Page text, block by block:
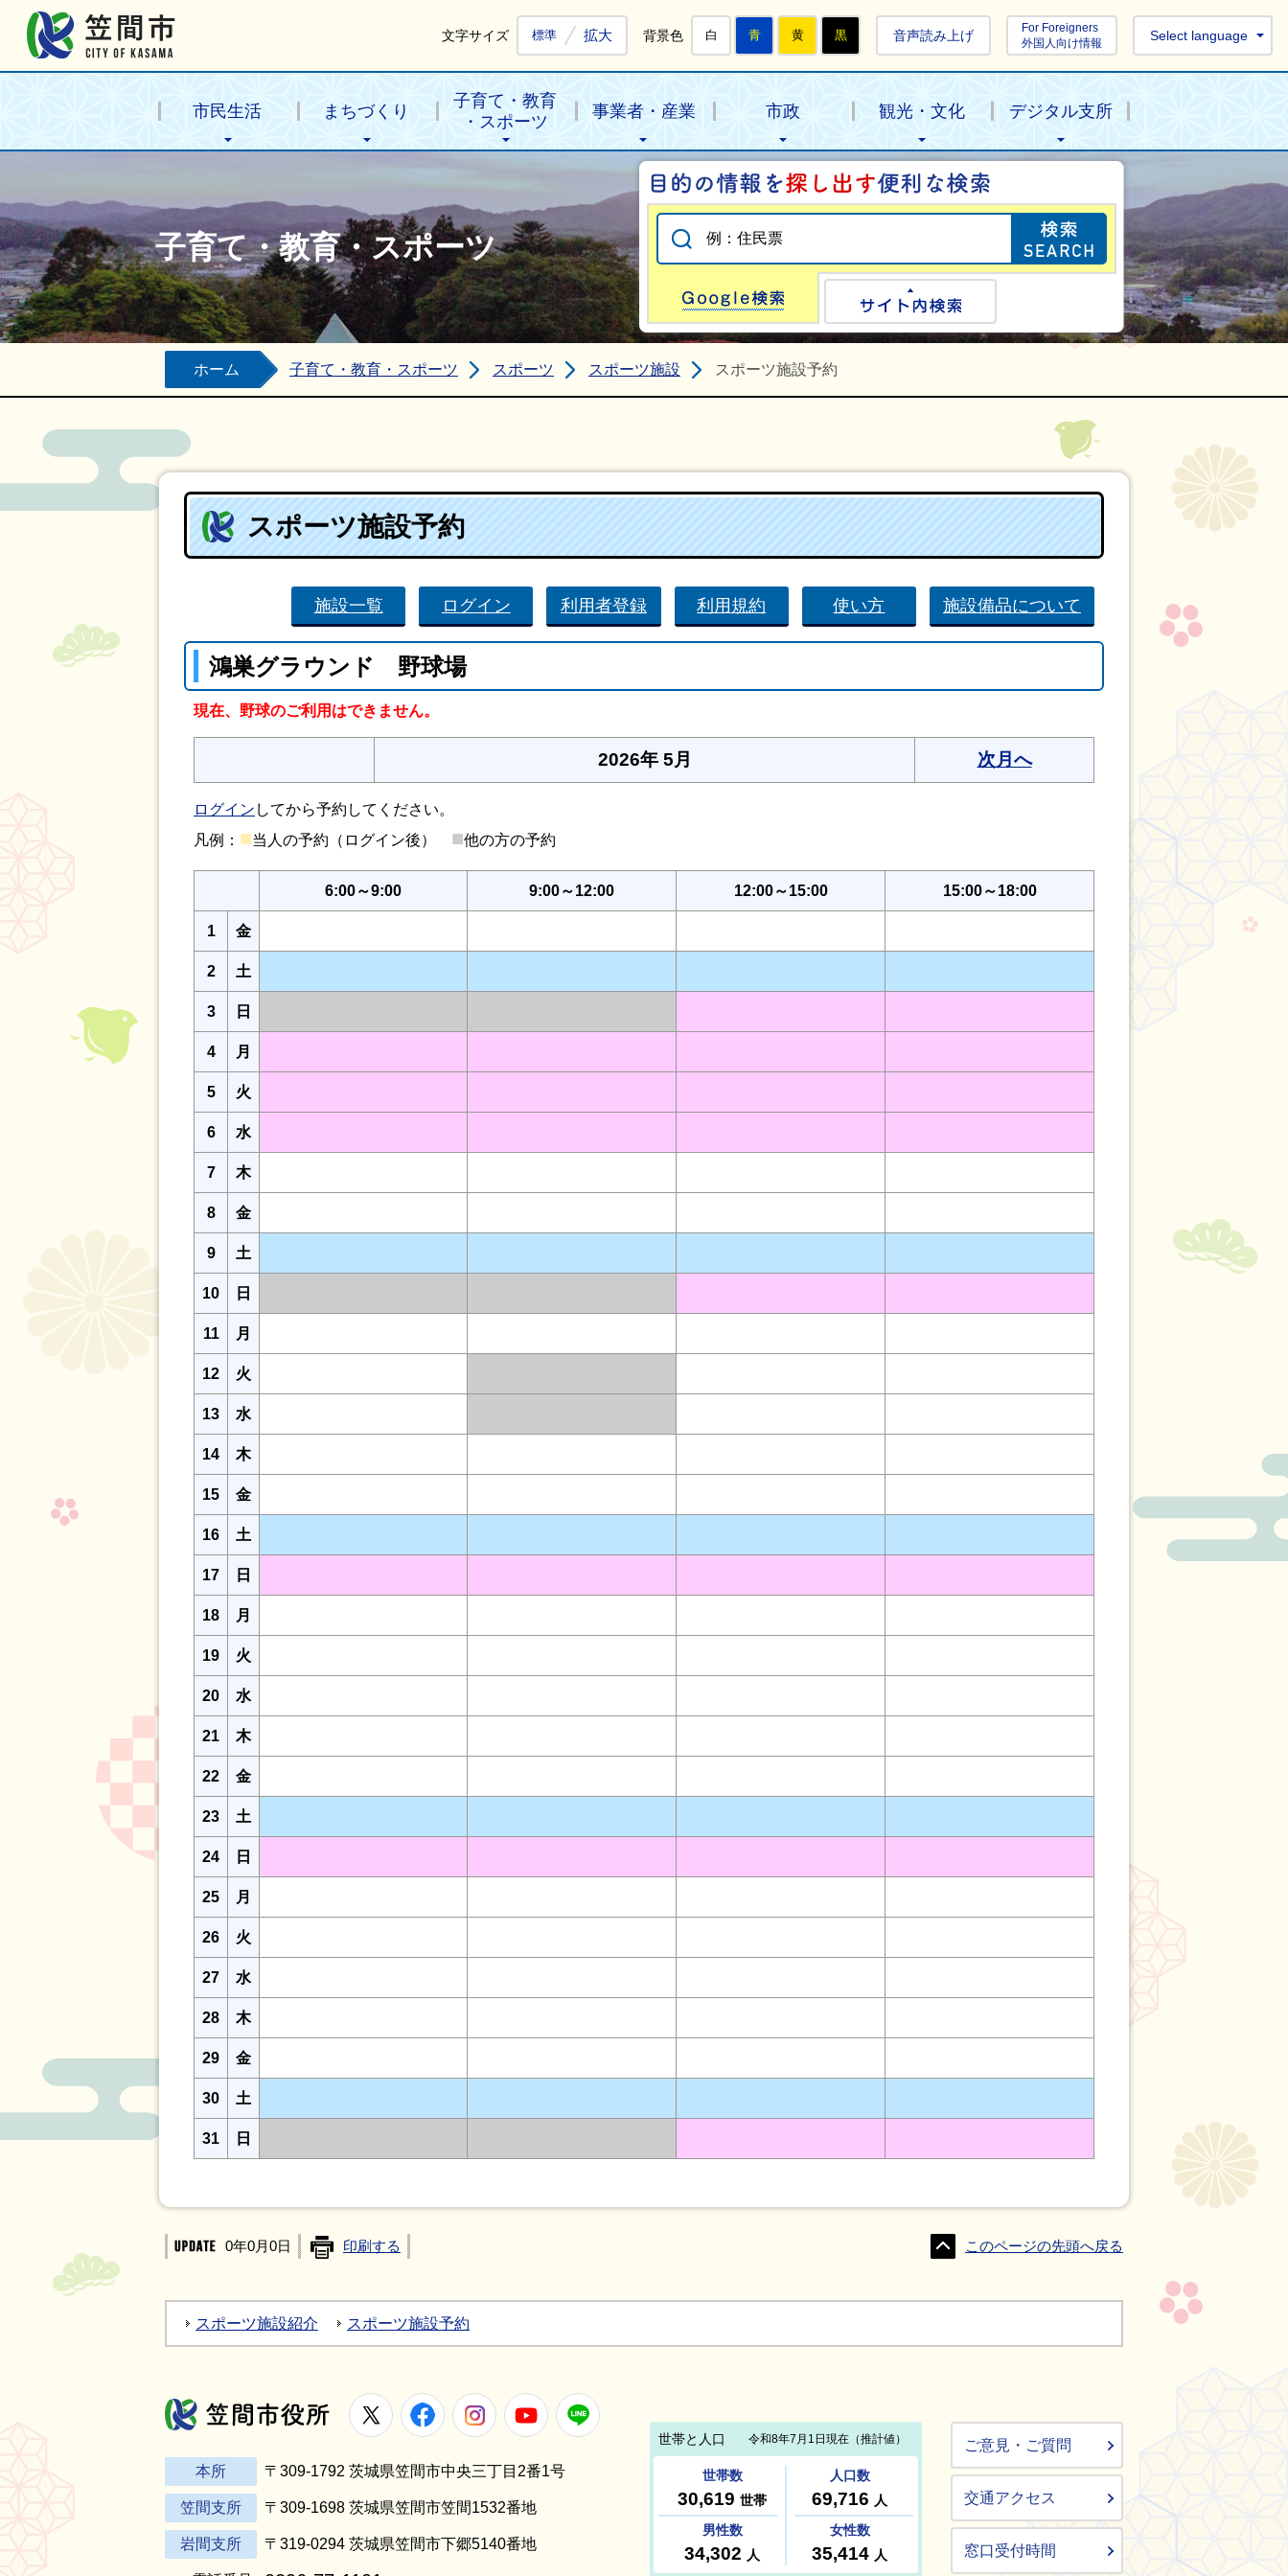
文字サイズ 標準 拡大 背景色 白 青 黄 黒 音声読み上げ
For Foreigners
外国人向け情報
Select language
市民生活 まちづくり
子育て・教育
・スポーツ
事業者・産業 市政 観光・文化 デジタル支所
子育て・教育・スポーツ
目的の情報を探
Google検索
ホーム 子育て・教育・スポーツ スポーツ スポーツ施設 スポーツ施設予約
スポーツ施設予約
施設一覧 ログイン 利用者登録 利用規約 使い方 施設備品について
鴻巣グラウンド 野球場
現在、野球のご利用はできません。
2026年 5月 次月へ
ログイン してから予約してください。
凡例： ■当人の予約（ログイン後） ■他の方の予約
6:00～9:00 9:00～12:00 12:00～15:00 15:00～18:00
1 金
2 土
3 日
4 月
5 火
6 水
7 木
8 金
9 土
10 日
11 月
12 火
13 水
14 木
15 金
16 土
17 日
18 月
19 火
20 水
21 木
22 金
23 土
24 日
25 月
26 火
27 水
28 木
29 金
30 土
31 日
0年0月0日 印刷する このページの先頭へ戻る
スポーツ施設紹介 スポーツ施設予約
笠間市役所
X FacebookInstagramYoutube
本所 〒309-1792 茨城県笠間市中央三丁目2番1号
笠間支所 〒309-1698 茨城県笠間市笠間1532番地
岩間支所 〒319-0294 茨城県笠間市下郷5140番地
ご意見・ご質問
交通アクセス
窓口受付時間